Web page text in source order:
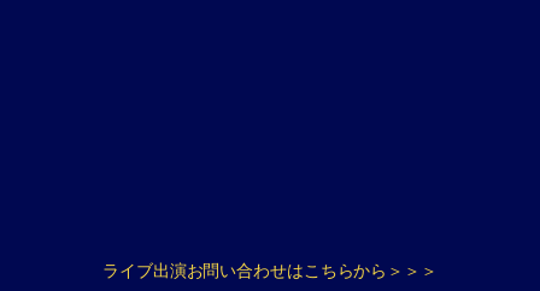
ライブ出演お問い合わせはこちらから＞＞＞